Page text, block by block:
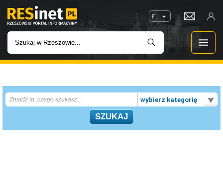
PL
INWESTYCJE
IMPREZY
wybierz kategorię